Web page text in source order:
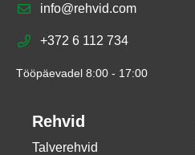
info@rehvid.com
+372 6 112 734
Tööpäevadel 8:00 - 17:00
Rehvid
Talverehvid